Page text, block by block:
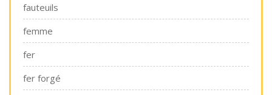
fauteuils
femme
fer
fer forgé